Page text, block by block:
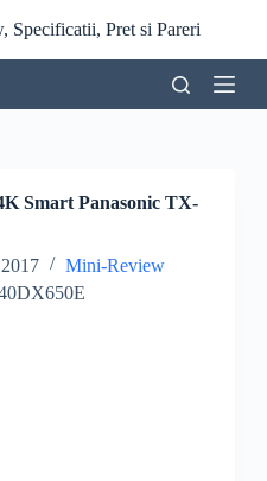
Specificatii, Pret si Pareri
Smart Panasonic TX-
Mini-Review